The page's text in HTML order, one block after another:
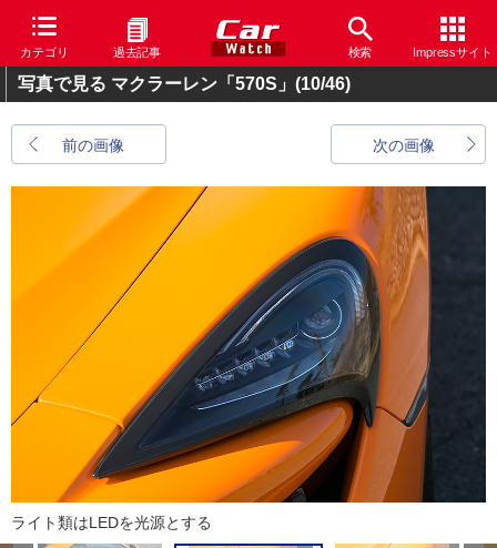
カテゴリ 過去記事 検索 Impressサイト
写真で見る マクラーレン「570S」 (10/46)
前の画像 次の画像
ライト類はLEDを光源とする